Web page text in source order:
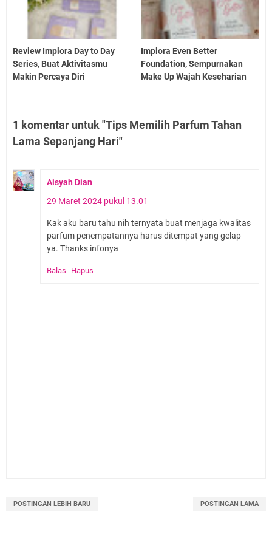
Review Implora Day to Day
Series, Buat Aktivitasmu
Makin Percaya Diri
Implora Even Better
Foundation, Sempurnakan
Make Up Wajah Keseharian
1 komentar untuk "Tips Memilih Parfum Tahan
Lama Sepanjang Hari"
Aisyah Dian
29 Maret 2024 pukul 13.01
Kak aku baru tahu nih ternyata buat menjaga kwalitas
parfum penempatannya harus ditempat yang gelap
ya. Thanks infonya
Balas Hapus
POSTINGAN LEBIH BARU POSTINGAN LAMA